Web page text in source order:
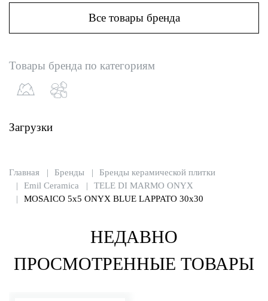
Все товары бренда
Товары бренда по категориям
Загрузки
Главная Бренды
Бренды керамической плитки
Emil Ceramica
TELE DI MARMO ONYX
MOSAICO 5x5 ONYX BLUE LAPPATO 30x30
НЕДАВНО
ПРОСМОТРЕННЫЕ ТОВАРЫ